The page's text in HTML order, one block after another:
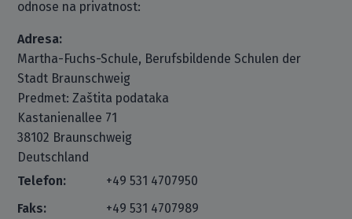
odnose na privatnost:
Adresa:
Martha-Fuchs-Schule, Berufsbildende Schulen der
Stadt Braunschweig
Predmet: Zaštita podataka
Kastanienallee 71
38102 Braunschweig
Deutschland
Telefon:
+49 531 4707950
Faks:
+49 531 4707989